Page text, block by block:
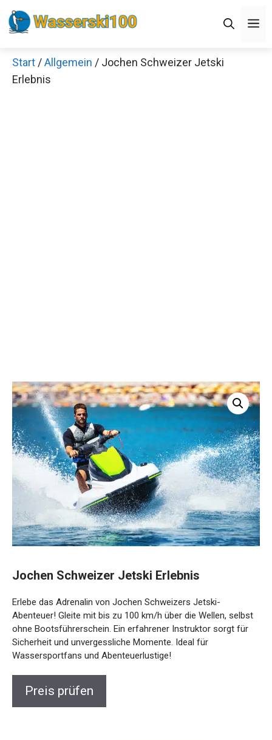
Zum
Inhalt
Start /Allgemein / Jochen Schweizer Jetski
Erlebnis
Jochen Schweizer Jetski Erlebnis
Erlebe das Adrenalin von Jochen Schweizers Jetski-
Abenteuer! Gleite mit bis zu 100 km/h über die Wellen, selbst
ohne Bootsführerschein. Ein erfahrener Instruktor sorgt für
Sicherheit und unvergessliche Momente. Ideal für
Wassersportfans und Abenteuerlustige!
Preis prüfen